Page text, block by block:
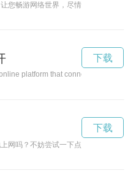
您畅游网络世界，尽情享受高速稳定
platform that connects digital
下载
网吗？不妨尝试一下点点加速器！在
下载